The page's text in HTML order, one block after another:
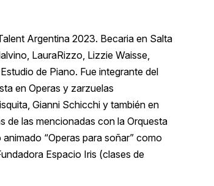
Argentina 2023. Becaria en Salta
LauraRizzo, Lizzie Waisse,
de Piano. Fue integrante del
en Operas y zarzuelas
Gianni Schicchi y también en
de las mencionadas con la Orquesta
“Operas para soñar” como
Espacio Iris (clases de